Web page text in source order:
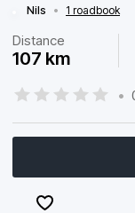
Nils • 1 roadbook
Distance
107 km
•